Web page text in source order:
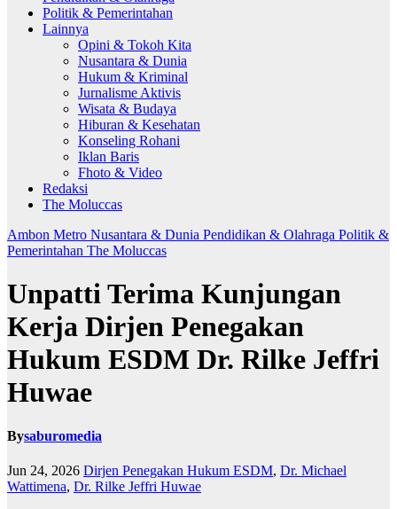
Politik & Pemerintahan
Lainnya
Opini & Tokoh Kita
Nusantara & Dunia
Hukum & Kriminal
Jurnalisme Aktivis
Wisata & Budaya
Hiburan & Kesehatan
Konseling Rohani
Iklan Baris
Fhoto & Video
Redaksi
The Moluccas
Ambon Metro Nusantara & Dunia Pendidikan & Olahraga Politik &
Pemerintahan The Moluccas
Unpatti Terima Kunjungan
Kerja Dirjen Penegakan
Hukum ESDM Dr. Rilke Jeffri
Huwae
Bysaburomedia
Jun 24, 2026 Dirjen Penegakan Hukum ESDM, Dr. Michael
Wattimena, Dr. Rilke Jeffri Huwae